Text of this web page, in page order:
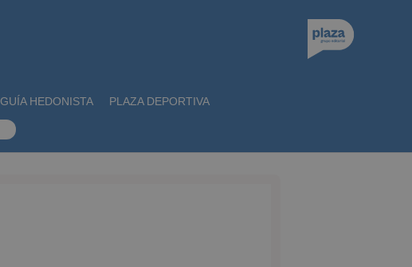
GUÍA HEDONISTA PLAZA DEPORTIVA